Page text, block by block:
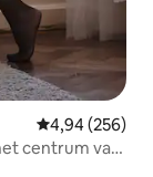
Gemiddelde
4,94 (256)
centrum van